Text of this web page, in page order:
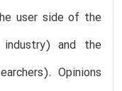
user side of the
and the
Opinions